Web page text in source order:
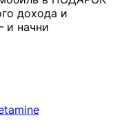
дохода и
и начни